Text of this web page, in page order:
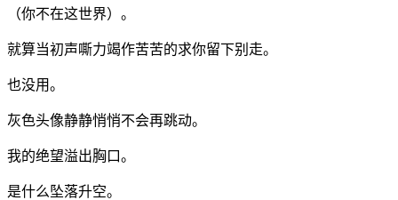
（你不在这世界）。
就算当初声嘶力竭作苦苦的求你留下别走。
也没用。
灰色头像静静悄悄不会再跳动。
我的绝望溢出胸口。
是什么坠落升空。